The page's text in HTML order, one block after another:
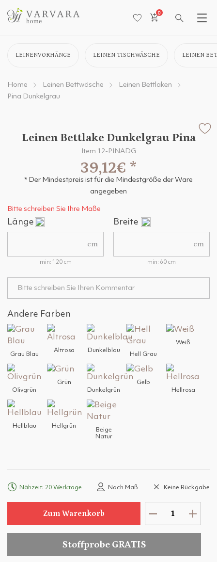
0
LEINENVORHÄNGE LEINEN TISCHWÄSCHE LEINEN
Home Leinen Bettwäsche
Leinen Bettlaken
Pina Dunkelgrau
Leinen Bettlake Dunkelgrau Pina
Item 12-PINADG
39,12€ *
* Der Mindestpreis ist für die Mindestgröße der Ware
angegeben
Bitte schreiben Sie Ihre Maße
Länge
cm
min: 120 cm
Breite
cm
min: 60 cm
Andere Farben
Grau Blau
Altrosa Dunkelblau
Hell Grau
Weiß
Olivgrün
Grün
Dunkelgrün
Gelb
Hellrosa
Hellblau Hellgrün
Beige
Natur
Nähzeit: 20 Werktage Nach Maß Keine Rückgabe
Zum Warenkorb
Stoffprobe GRATIS